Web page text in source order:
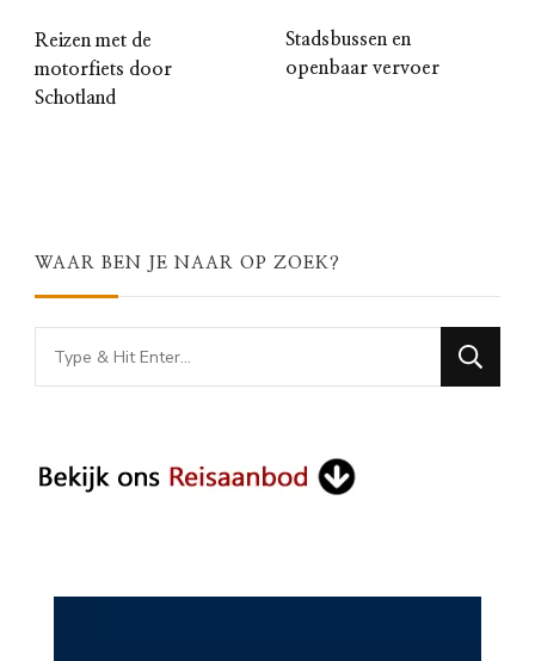
Reizen met de
motorfiets door
Schotland
Stadsbussen en
openbaar vervoer
WAAR BEN JE NAAR OP ZOEK?
Looking
for